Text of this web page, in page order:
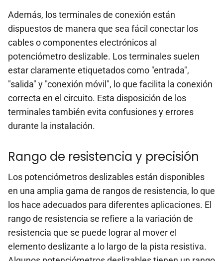
Además, los terminales de conexión están
dispuestos de manera que sea fácil conectar los
cables o componentes electrónicos al
potenciómetro deslizable. Los terminales suelen
estar claramente etiquetados como "entrada",
"salida" y "conexión móvil", lo que facilita la conexión
correcta en el circuito. Esta disposición de los
terminales también evita confusiones y errores
durante la instalación.
Rango de resistencia y precisión
Los potenciómetros deslizables están disponibles
en una amplia gama de rangos de resistencia, lo que
los hace adecuados para diferentes aplicaciones. El
rango de resistencia se refiere a la variación de
resistencia que se puede lograr al mover el
elemento deslizante a lo largo de la pista resistiva.